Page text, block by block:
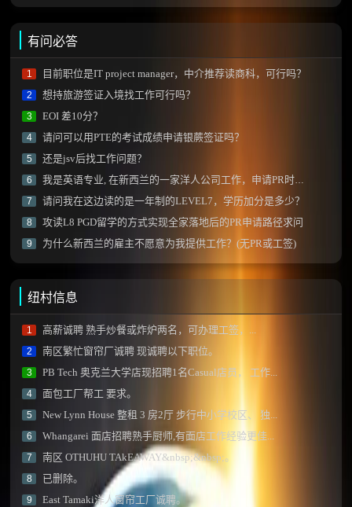
有问必答
1 目前职位是IT project manager，中介推荐读商科，可行吗？
2 想持旅游签证入境找工作可行吗？
3 EOI 差10分？
4 请问可以用PTE的考试成绩申请银蕨签证吗？
5 还是jsv后找工作问题？
6 我是英语专业, 在新西兰的一家洋人公司工作，申请PR时该如何写工作内容？
7 请问我在这边读的是一年制的LEVEL7，学历加分是多少？
8 攻读L8 PGD留学的方式实现全家落地后的PR申请路径求问
9 为什么新西兰的雇主不愿意为我提供工作？(无PR或工签)
纽村信息
1 高薪诚聘 熟手炒餐或炸炉两名，可办理工签，...
2 南区繁忙窗帘厂诚聘 现诚聘以下职位。
3 PB Tech 奥克兰大学店现招聘1名Casual店员， 工作...
4 面包工厂帮工 要求。
5 New Lynn House 整租 3 房2厅 步行中小学校区、 独...
6 Whangarei 面店招聘熟手厨师,有面店工作经验更佳...
7 南区 OTHUHU TAkEAWAY&nbsp;&nbsp;。
8 已删除。
9 East Tamaki洋人窗帘工厂诚聘。